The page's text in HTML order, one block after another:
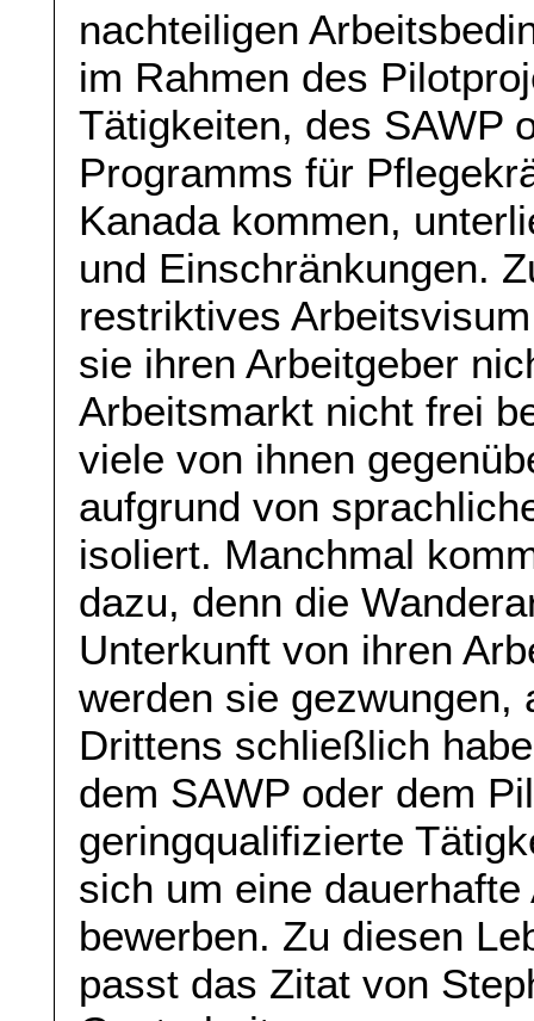
nachteiligen
im Rahmen des
Tätigkeiten, des SAWP
Programms für
Kanada kommen,
und Einschränkungen.
restriktives
sie ihren Arbeitgeber
Arbeitsmarkt nicht frei
viele von ihnen
aufgrund von
isoliert. Manchmal
dazu, denn die
Unterkunft von ihren
werden sie gezwungen,
Drittens schließlich
dem SAWP oder dem
geringqualifizierte
sich um eine
bewerben. Zu diesen
passt das Zitat von